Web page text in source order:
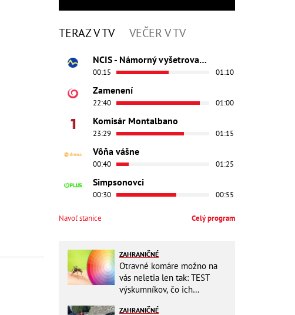
TERAZ V TV VEČER V TV
NCIS - Námorný vyšetrovací úrad
00:15 01:10
Zamenení
22:40 01:00
Komisár Montalbano
23:29 01:15
Vôňa vášne
00:40 01:25
Simpsonovci
00:30 00:55
Navoľ stanice Celý program
ZAHRANIČNÉ
Otravné komáre možno na
vás neletia len tak: TEST
výskumníkov, čo ich
ZAHRANIČNÉ